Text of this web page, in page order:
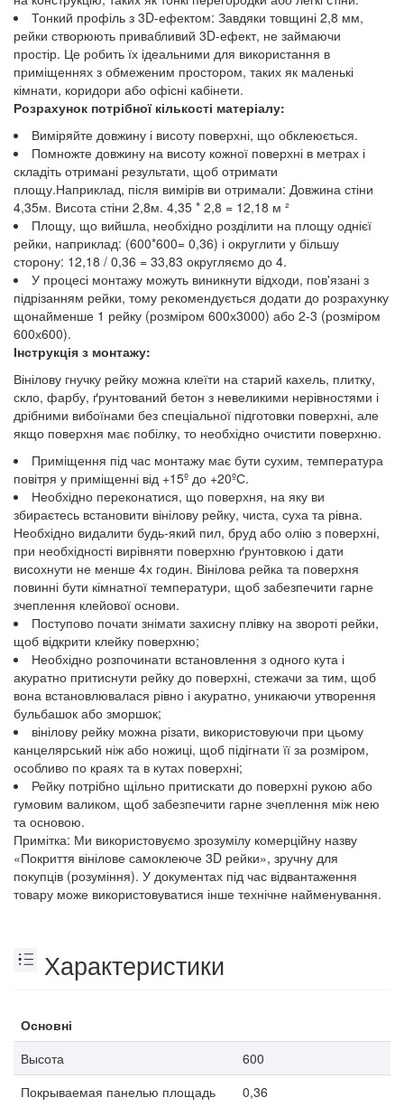
Тонкий профіль з 3D-ефектом: Завдяки товщині 2,8 мм,
рейки створюють привабливий 3D-ефект, не займаючи
простір. Це робить їх ідеальними для використання в
приміщеннях з обмеженим простором, таких як маленькі
кімнати, коридори або офісні кабінети.
Розрахунок потрібної кількості матеріалу:
Виміряйте довжину і висоту поверхні, що обклеюється.
Помножте довжину на висоту кожної поверхні в метрах і
складіть отримані результати, щоб отримати
площу.Наприклад, після вимірів ви отримали: Довжина стіни
4,35м. Висота стіни 2,8м. 4,35 * 2,8 = 12,18 м ²
Площу, що вийшла, необхідно розділити на площу однієї
рейки, наприклад: (600*600= 0,36) і округлити у більшу
сторону: 12,18 / 0,36 = 33,83 округляємо до 4.
У процесі монтажу можуть виникнути відходи, пов'язані з
підрізанням рейки, тому рекомендується додати до розрахунку
щонайменше 1 рейку (розміром 600х3000) або 2-3 (розміром
600х600).
Інструкція з монтажу:
Вінілову гнучку рейку можна клеїти на старий кахель, плитку,
скло, фарбу, ґрунтований бетон з невеликими нерівностями і
дрібними вибоїнами без спеціальної підготовки поверхні, але
якщо поверхня має побілку, то необхідно очистити поверхню.
Приміщення під час монтажу має бути сухим, температура
повітря у приміщенні від +15º до +20ºС.
Необхідно переконатися, що поверхня, на яку ви
збираєтесь встановити вінілову рейку, чиста, суха та рівна.
Необхідно видалити будь-який пил, бруд або олію з поверхні,
при необхідності вирівняти поверхню ґрунтовкою і дати
висохнути не менше 4х годин. Вінілова рейка та поверхня
повинні бути кімнатної температури, щоб забезпечити гарне
зчеплення клейової основи.
Поступово почати знімати захисну плівку на звороті рейки,
щоб відкрити клейку поверхню;
Необхідно розпочинати встановлення з одного кута і
акуратно притиснути рейку до поверхні, стежачи за тим, щоб
вона встановлювалася рівно і акуратно, уникаючи утворення
бульбашок або зморшок;
вінілову рейку можна різати, використовуючи при цьому
канцелярський ніж або ножиці, щоб підігнати її за розміром,
особливо по краях та в кутах поверхні;
Рейку потрібно щільно притискати до поверхні рукою або
гумовим валиком, щоб забезпечити гарне зчеплення між нею
та основою.
Примітка: Ми використовуємо зрозумілу комерційну назву
«Покриття вінілове самоклеюче 3D рейки», зручну для
покупців (розуміння). У документах під час відвантаження
товару може використовуватися інше технічне найменування.
Характеристики
Основні
Высота
600
Покрываемая панелью площадь
0,36